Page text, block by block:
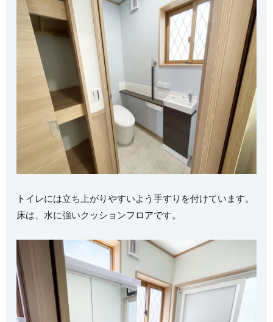
トイレには立ち上がりやすいよう手すりを付けています。
床は、水に強いクッションフロアです。